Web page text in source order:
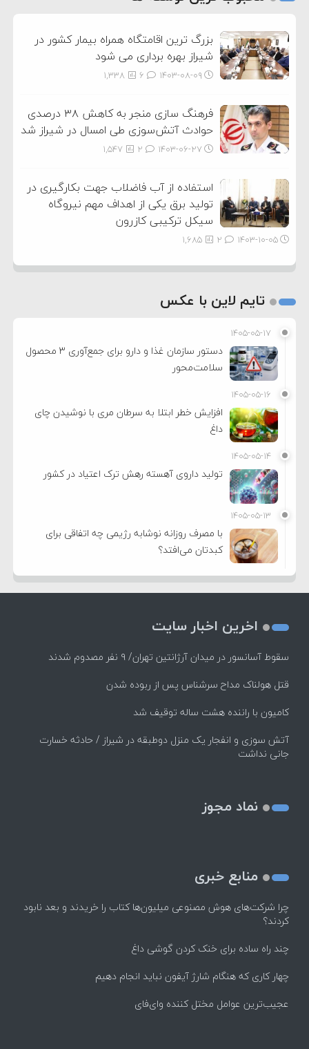
بزرگ ترین اقامتگاه همراه بیمار کشور در
شیراز بهره برداری می شود
۱۴۰۳-۰۸-۰۹ 1,338
فرهنگ سازی منجر به کاهش ۳۸ درصدی
حوادث آتش‌سوزی طی امسال در شیراز شد
۱۴۰۳-۰۶-۲۷ 1,547
استفاده از آب فاضلاب جهت بکارگیری در
تولید برق یکی از اهداف مهم نیروگاه
سیکل ترکیبی کازرون
۱۴۰۳-۱۰-۰۵ 1,685
تایم لاین با عکس
۱۴۰۵-۰۵-۱۷
دستور سازمان غذا و دارو برای جمع‌آوری ۳ محصول
سلامت‌محور
۱۴۰۵-۰۵-۱۶
افزایش خطر ابتلا به سرطان مری با نوشیدن چای
داغ
۱۴۰۵-۰۵-۱۴
تولید داروی آهسته رهش ترک اعتیاد در کشور
۱۴۰۵-۰۵-۱۳
با مصرف روزانه نوشابه رژیمی چه اتفاقی برای
کبدتان می‌افتد؟
اخرین اخبار سایت
سقوط آسانسور در میدان آرژانتین تهران/ ۹ نفر مصدوم شدند
قتل هولناک مداح سرشناس پس از ربوده شدن
کامیون با راننده هشت ساله توقیف شد
آتش سوزی و انفجار یک منزل دوطبقه در شیراز / حادثه خسارت
جانی نداشت
نماد مجوز
منابع خبری
چرا شرکت‌های هوش مصنوعی میلیون‌ها کتاب را خریدند و بعد نابود
کردند؟
چند راه‌ ساده برای خنک کردن گوشی داغ
چهار کاری که هنگام شارژ آیفون نباید انجام دهیم
عجیب‌ترین عوامل مختل کننده وای‌فای